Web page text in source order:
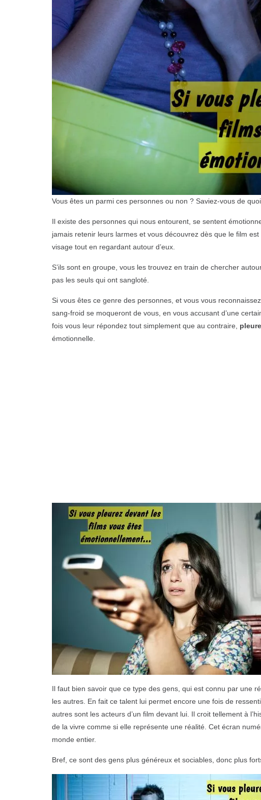
Vous êtes un parmi ces personnes ou non ? Saviez-vous de
Il existe des personnes qui nous entourent, se sentent
jamais retenir leurs larmes et vous découvrez dès que le film
visage tout en regardant autour d’eux.
S’ils sont en groupe, vous les trouvez en train de chercher
pas les seuls qui ont sangloté.
Si vous êtes ce genre des personnes, et vous vous
sang-froid se moqueront de vous, en vous accusant d’une
fois vous leur répondez tout simplement que au contraire,
émotionnelle.
Il faut bien savoir que ce type des gens, qui est connu par une
les autres. En fait ce talent lui permet encore une fois de
autres sont les acteurs d’un film devant lui. Il croit tellement à
de la vivre comme si elle représente une réalité. Cet écran
monde entier.
Bref, ce sont des gens plus généreux et sociables, donc plus